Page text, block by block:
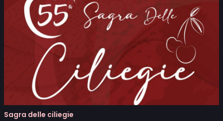
Sagra delle ciliegie